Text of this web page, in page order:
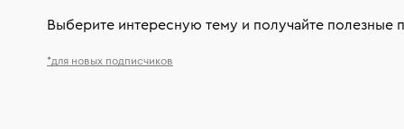
Выберите интересную тему и получайте полезные
*для новых подписчиков